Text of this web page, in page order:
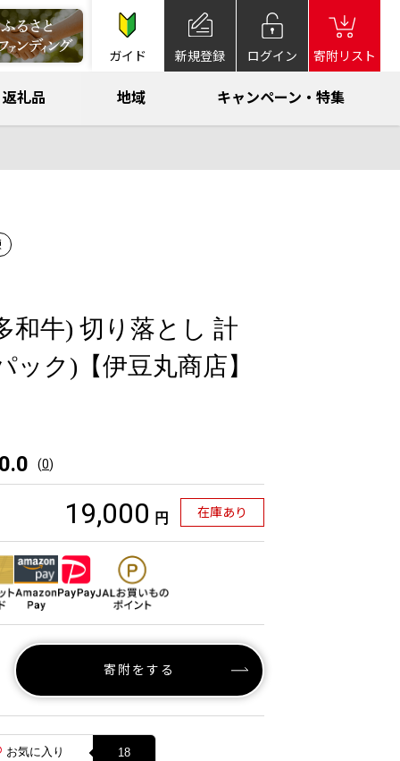
ガイド 新規登録 ログイン 寄附リスト
返礼品 地域 キャンペーン・特集
和牛) 切り落とし 計
ック)【伊豆丸商店】
0.0 (0)
19,000 円 在庫あり
寄附をする
お気に入り 18